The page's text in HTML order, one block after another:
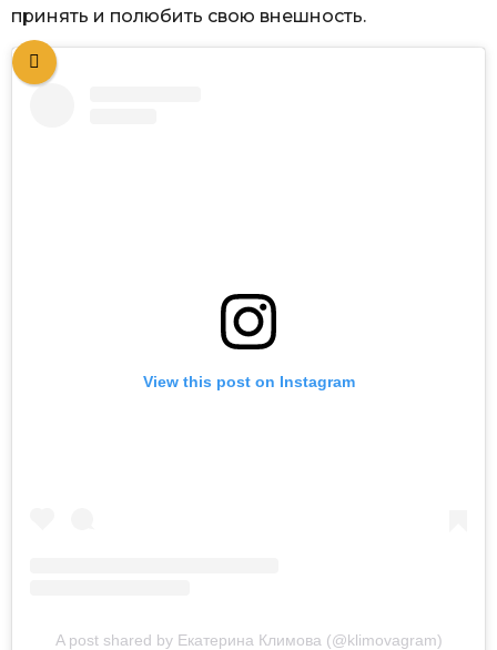
принять и полюбить свою внешность.
View this post on Instagram
A post shared by Екатерина Климова (@klimovagram)